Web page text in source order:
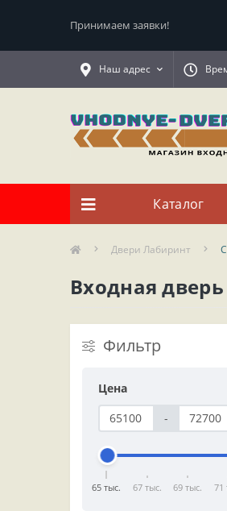
Принимаем заявки!
Наш адрес
Каталог
Двери Лабиринт
Входная
Фильтр
Цена
-
65 тыс. 67 тыс. 69 тыс. 71